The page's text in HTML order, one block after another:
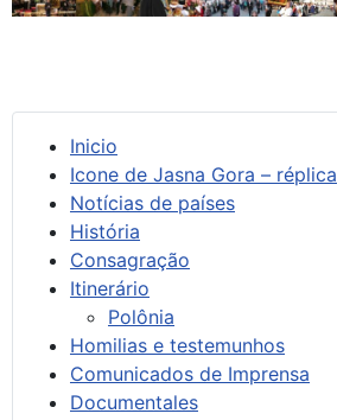
Inicio
Icone de Jasna Gora – réplica
Notícias de países
História
Consagração
Itinerário
Polônia
Homilias e testemunhos
Comunicados de Imprensa
Documentales